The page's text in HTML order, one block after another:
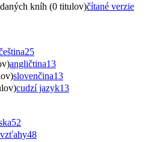
kníh (0 titulov)čítané verzie
25
angličtina13
slovenčina13
cudzí jazyk13
52
vzťahy48